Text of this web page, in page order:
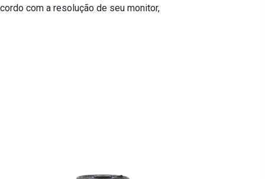
com a resolução de seu monitor,